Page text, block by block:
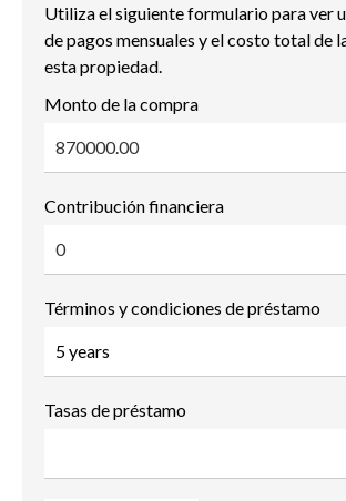
Utiliza el siguiente formulario para ver
de pagos mensuales y el costo total de
esta propiedad.
Monto de la compra
Contribución financiera
Términos y condiciones de préstamo
Tasas de préstamo